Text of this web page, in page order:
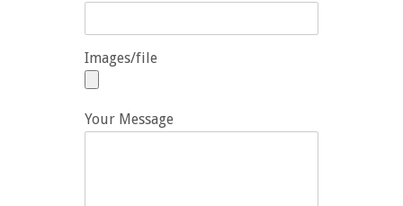
Images/file
Your Message